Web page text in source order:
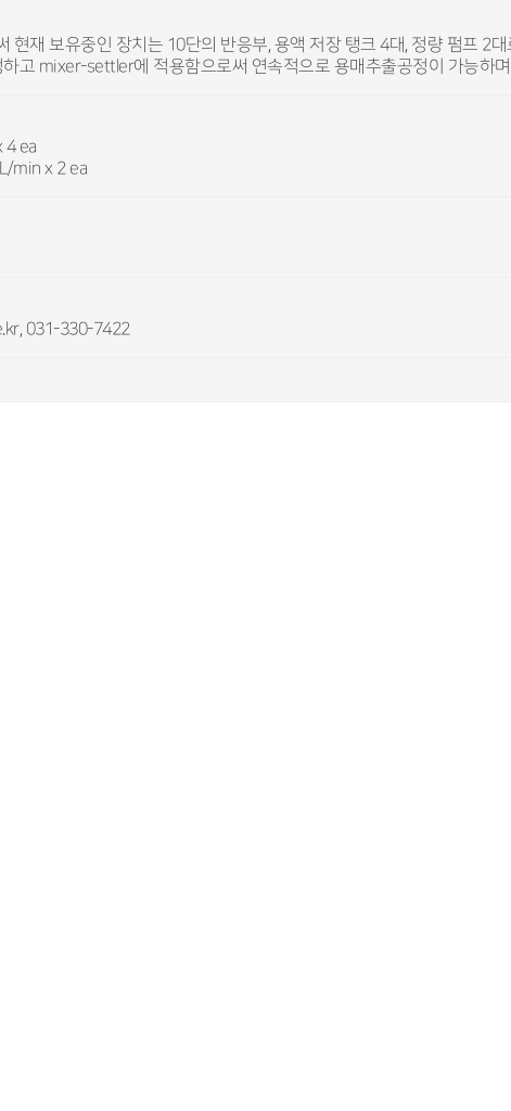
현재 보유중인 장치는 10단의 반응부, 용액 저장 탱크 4대, 정량 펌프 2
하고 mixer-settler에 적용함으로써 연속적으로 용매추출공정이 가능하
4 ea
min x 2 ea
031-330-7422